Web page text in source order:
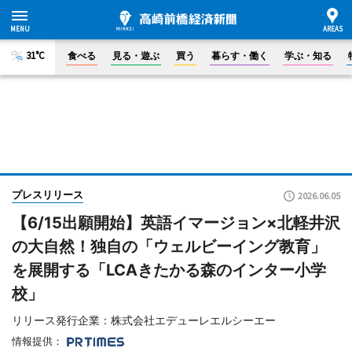
31°C 食べる 見る・遊ぶ 買う 暮らす・働く 学ぶ・知る
プレスリリース 2026.06.05
【6/15出願開始】英語イマージョン×北軽井沢
の大自然！独自の「ウェルビーイング教育」
を展開する「LCAきたかる森のインター小学
校」
リリース発行企業：株式会社エデューレエルシーエー
情報提供：